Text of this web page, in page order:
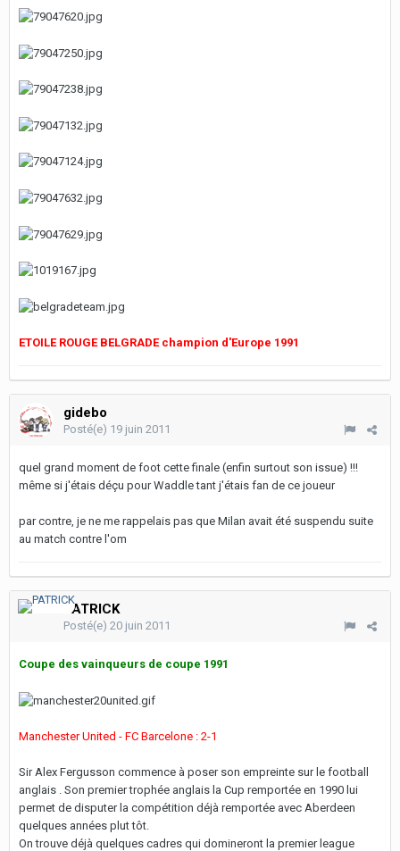
ETOILE ROUGE BELGRADE champion d'Europe 1991
gidebo
Posté(e) 19 juin 2011
quel grand moment de foot cette finale (enfin surtout son issue) !!!
même si j'étais déçu pour Waddle tant j'étais fan de ce joueur
par contre, je ne me rappelais pas que Milan avait été suspendu suite
au match contre l'om
PATRICK
Posté(e) 20 juin 2011
Coupe des vainqueurs de coupe 1991
Manchester United - FC Barcelone : 2-1
Sir Alex Fergusson commence à poser son empreinte sur le football
anglais . Son premier trophée anglais la Cup remportée en 1990 lui
permet de disputer la compétition déjà remportée avec Aberdeen
quelques années plut tôt.
On trouve déjà quelques cadres qui domineront la premier league